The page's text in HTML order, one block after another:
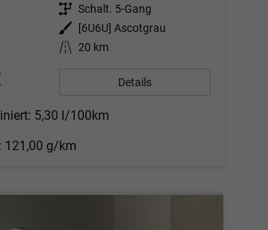
Getriebe Schalt. 5-Gang
Außenfarbe
[6U6U] Ascotgrau
Kilometerstand 20 km
Details
5,30 l/100km
121,00 g/km